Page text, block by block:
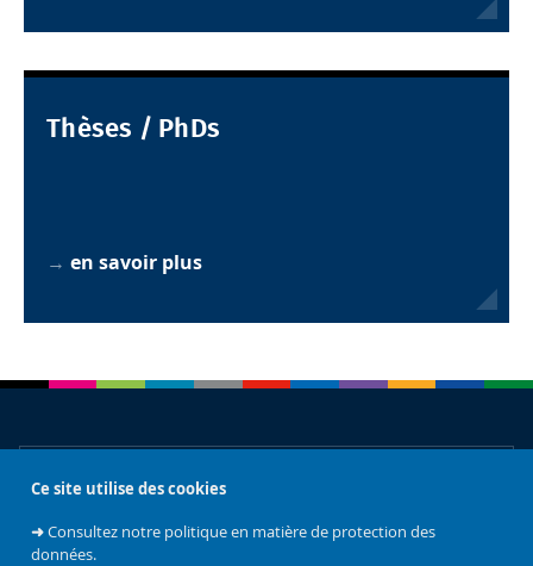
Ce site utilise des cookies
➜Consultez notre politique en matière de protection des
données.
Thèses / PhDs
→en savoir plus
Accès rapides